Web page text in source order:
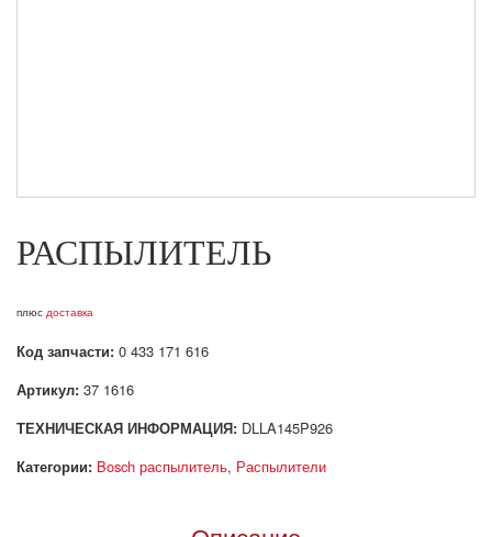
РАСПЫЛИТЕЛЬ
плюс доставка
Код запчасти: 0 433 171 616
Артикул: 37 1616
ТЕХНИЧЕСКАЯ ИНФОРМАЦИЯ: DLLA145P926
Категории: Bosch распылитель, Распылители